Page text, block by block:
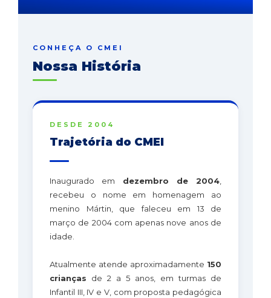
CONHEÇA O CMEI
Nossa História
DESDE 2004
Trajetória do CMEI
Inaugurado em dezembro de 2004
recebeu o nome em homenagem ao
menino Mártin, que faleceu em 13 de
março de 2004 com apenas nove anos de
idade.
Atualmente atende aproximadamente 150
crianças de 2 a 5 anos, em turmas de
Infantil III, IV e V, com proposta pedagógica